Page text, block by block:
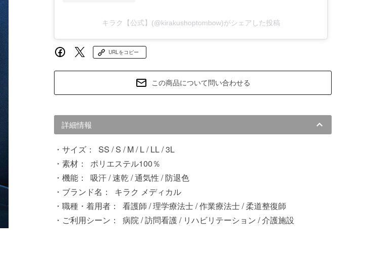
キラク【公式】(@kirakushoptombow)がシェアした投稿
URLをコピー
この商品について問い合わせる
詳細情報
サイズ：
SS / S / M / L / LL / 3L
素材：
ポリエステル100％
機能：
吸汗 / 速乾 / 通気性 / 防退色
ブランド名：
キラク メディカル
職種・着用者：
看護師 / 理学療法士 / 作業療法士 / 柔道整復師
ご利用シーン：
病院 / 訪問看護 / リハビリテーション / 介護施設